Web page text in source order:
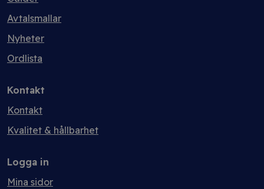
Avtalsmallar
Nyheter
Ordlista
Kontakt
Kontakt
Kvalitet & hållbarhet
Logga in
Mina sidor